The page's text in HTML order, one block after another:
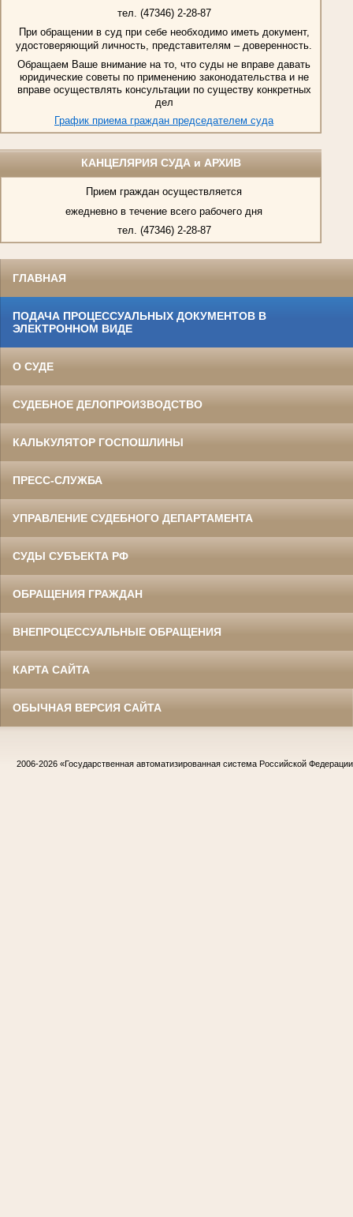
тел. (47346) 2-28-87
При обращении в суд при себе необходимо иметь документ,
удостоверяющий личность, представителям – доверенность.
Обращаем Ваше внимание на то, что суды не вправе давать
юридические советы по применению законодательства и не
вправе осуществлять консультации по существу конкретных
дел
График приема граждан председателем суда
КАНЦЕЛЯРИЯ СУДА и АРХИВ
Прием граждан осуществляется
ежедневно в течение всего рабочего дня
тел. (47346) 2-28-87
ГЛАВНАЯ
ПОДАЧА ПРОЦЕССУАЛЬНЫХ ДОКУМЕНТОВ В
ЭЛЕКТРОННОМ ВИДЕ
О СУДЕ
СУДЕБНОЕ ДЕЛОПРОИЗВОДСТВО
КАЛЬКУЛЯТОР ГОСПОШЛИНЫ
ПРЕСС-СЛУЖБА
УПРАВЛЕНИЕ СУДЕБНОГО ДЕПАРТАМЕНТА
СУДЫ СУБЪЕКТА РФ
ОБРАЩЕНИЯ ГРАЖДАН
ВНЕПРОЦЕССУАЛЬНЫЕ ОБРАЩЕНИЯ
КАРТА САЙТА
ОБЫЧНАЯ ВЕРСИЯ САЙТА
2006-2026 «Государственная автоматизированная система Российской